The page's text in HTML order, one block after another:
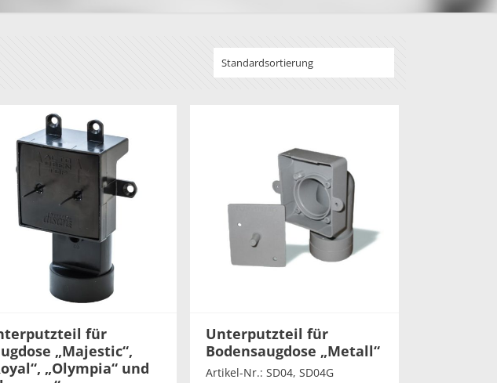
für
„Majestic“,
„Olympia“ und
Unterputzteil für
Bodensaugdose „Metall“
Artikel-Nr.: SD04, SD04G